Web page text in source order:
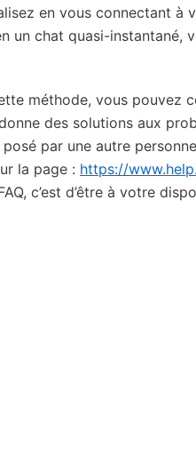
en vous connectant à
un chat quasi-instantané,
méthode, vous pouvez
des solutions aux
par une autre
la page : https://
c’est d’être à votre